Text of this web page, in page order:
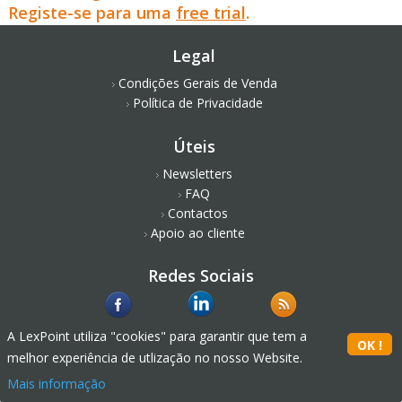
Registe-se para uma free trial.
Legal
Condições Gerais de Venda
Política de Privacidade
Úteis
Newsletters
FAQ
Contactos
Apoio ao cliente
Redes Sociais
A LexPoint utiliza "cookies" para garantir que tem a
melhor experiência de utlização no nosso Website.
Mais informação